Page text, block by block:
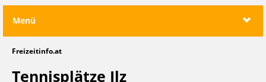
Menü
Freizeitinfo.at
Tennisplätze Ilz